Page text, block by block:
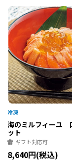
過程で形が崩れてしまっ
てしまったものだけを集
です。味はギフト品と変わ
で。
海のミルフィーユ
ット
ギフト対応可
8,640円(税込)